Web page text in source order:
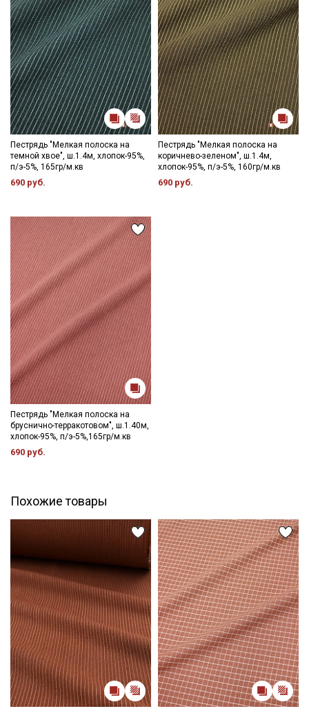
Пестрядь "Мелкая полоска на
темной хвое", ш.1.4м, хлопок-95%,
п/э-5%, 165гр/м.кв
690 руб.
Пестрядь "Мелкая полоска на
коричнево-зеленом", ш.1.4м,
хлопок-95%, п/э-5%, 160гр/м.кв
690 руб.
Пестрядь "Мелкая полоска на
бруснично-терракотовом", ш.1.40м,
хлопок-95%, п/э-5%,165гр/м.кв
690 руб.
Похожие товары
Секретная рассылка от Купава
Мы публикуем здесь дополнительные
промокоды и скидки до 30% на узкие
категории тканей
Электронная почта
Подписаться
Ознакомлен(а) сПолитикой обработки персональных
данныхи даюСогласие на обработку персональных
данных
ДаюСогласие на получение рекламных и
информационных рассылок